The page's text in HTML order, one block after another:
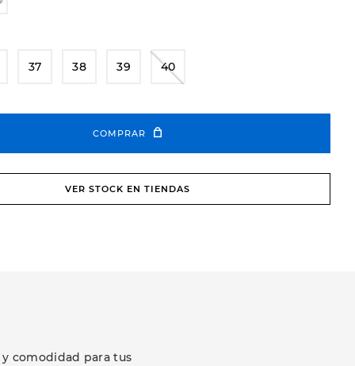
37 38 39 40
COMPRAR
VER STOCK EN TIENDAS
comodidad para tus